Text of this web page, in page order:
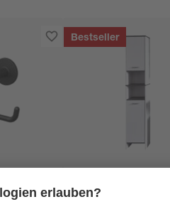
Bestseller
Trendteam